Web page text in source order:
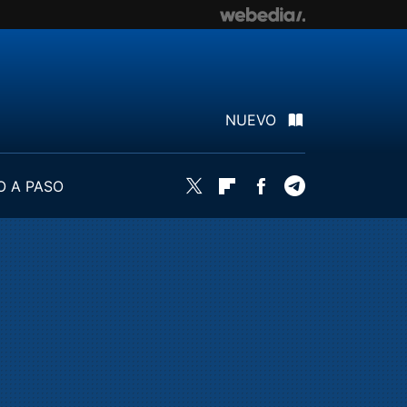
NUEVO
A PASO Twitter FlipboardFacebook